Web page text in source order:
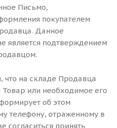
Письмо,
покупателем
Данное
является подтверждением
что на складе Продавца
Товар или необходимое его
об этом
телефону, отраженному в
согласиться принять